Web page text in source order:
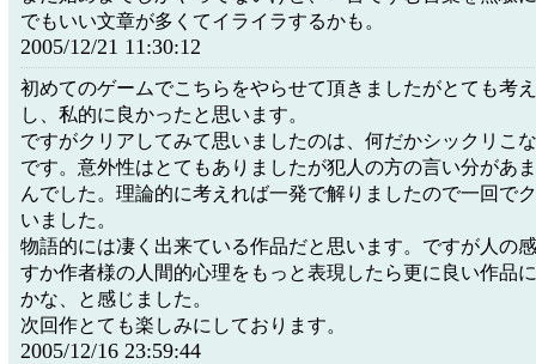
でもいい文章が多くてイライラするかも。
2005/12/21 11:30:12
初めてのゲームでこちらをやらせて頂きましたがとても考
し、私的に良かったと思います。
ですがクリアしてみて思いましたのは、何だかシックリこ
です。意外性はとてもありましたが犯人の方の言い分があ
んでした。理論的に考えれば一発で解りましたので一回で
いました。
物語的には凄く出来ている作品だと思います。ですが人の
すか作者様の人間的心理をもっと表現したら更に良い作品
かな、と感じました。
次回作とても楽しみにしております。
2005/12/16 23:59:44